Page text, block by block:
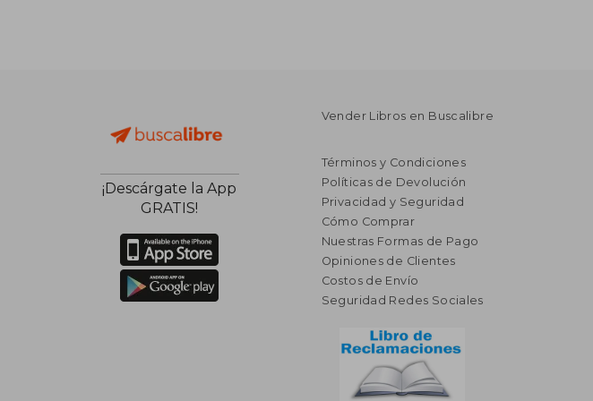
¡Descárgate la App
GRATIS!
Vender Libros en Buscalibre
Términos y Condiciones
Políticas de Devolución
Privacidad y Seguridad
Cómo Comprar
Nuestras Formas de Pago
Opiniones de Clientes
Costos de Envío
Seguridad Redes Sociales